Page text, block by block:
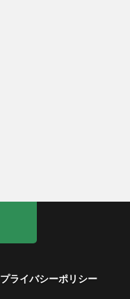
プライバシーポリシー